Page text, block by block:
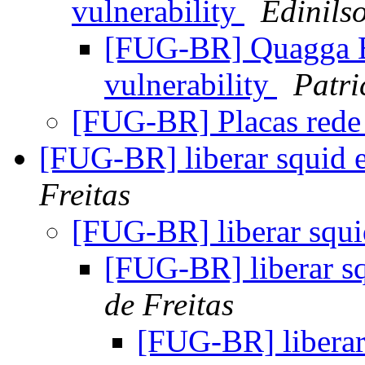
vulnerability
[FUG-BR] Quagga
vulnerability
[FUG-BR] Placas
[FUG-BR] liberar squid
Freitas
[FUG-BR] liberar
[FUG-BR] liberar
de Freitas
[FUG-BR]